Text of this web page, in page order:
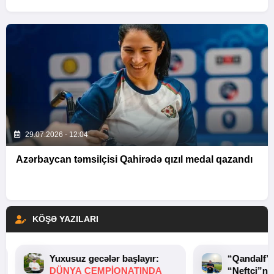
29.07.2026 - 12:04
Azərbaycan təmsilçisi Qahirədə qızıl medal qazandı
KÖŞƏ YAZILARI
Yuxusuz gecələr başlayır:
DÜNYA ÇEMPIONATINDA